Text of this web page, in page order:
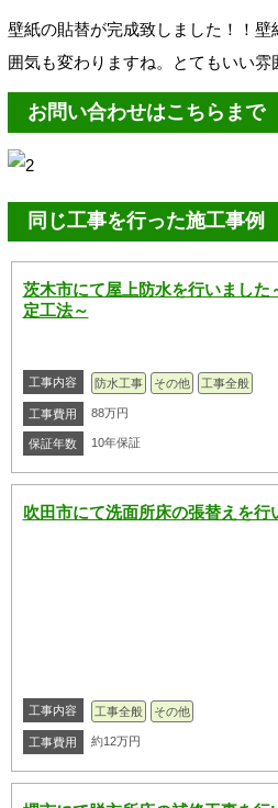
壁紙の貼替が完成致しました！！
囲気も変わりますね。とてもいい雰
お問い合わせはこちらまで
同じ工事を行った施工事例
茨木市にて屋上防水を行いました
定工法～
工事内容 防水工事 その他 工事全般
工事費用 88万円
保証年数 10年保証
吹田市にて洗面所床の張替えを行
工事内容 工事全般 その他
工事費用 約12万円